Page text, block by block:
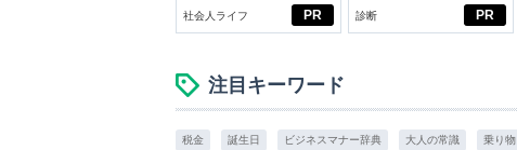
PR
ルフプロデュース術
社会人ライフ PR
診断
注目キーワード
税金 誕生日 ビジネスマナー辞典 大人の常識 乗り物